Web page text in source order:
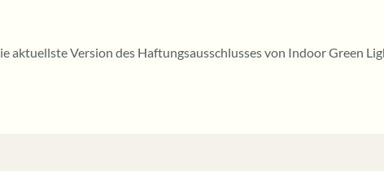
aktuellste Version des Haftungsausschlusses von Indoor Green